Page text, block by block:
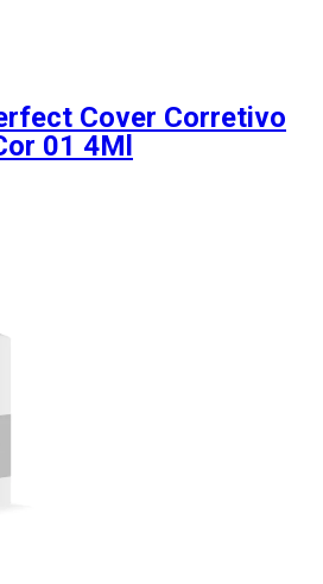
Cover Corretivo
01 4Ml